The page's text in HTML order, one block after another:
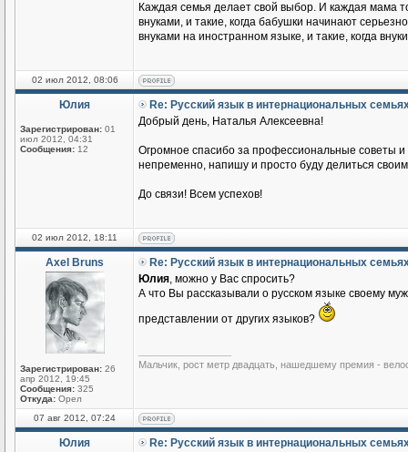
Каждая семья делает свой выбор. И каждая мама
внуками, и такие, когда бабушки начинают
внуками на иностранном языке, и такие, когда
02 июл 2012, 08:06
Юлия
Зарегистрирован: 01
июл 2012, 04:31
Сообщения: 12
Re: Русский язык в интернациональных
Добрый день, Наталья Алексеевна!
Огромное спасибо за профессиональные советы
непременно, напишу и просто буду делиться
До связи! Всем успехов!
02 июл 2012, 18:11
Axel Bruns
Зарегистрирован: 26
апр 2012, 19:45
Сообщения: 325
Откуда: Орел
Re: Русский язык в интернациональных
Юлия, можно у Вас спросить?
А что Вы рассказывали о русском языке своему
представлении от других языков?
Мальчик, рост метр двадцать, нашедшему премия -
07 авг 2012, 07:24
Юлия
Re: Русский язык в интернациональных